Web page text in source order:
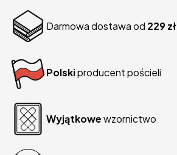
Darmowa dostawa od 229 zł
Polskiproducent pościeli
Wyjątkowewzornictwo